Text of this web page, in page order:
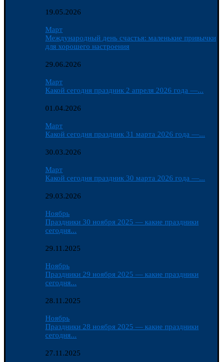
19.05.2026
Март
Международный день счастья: маленькие привычки
для хорошего настроения
29.06.2026
Март
Какой сегодня праздник 2 апреля 2026 года —...
01.04.2026
Март
Какой сегодня праздник 31 марта 2026 года —...
30.03.2026
Март
Какой сегодня праздник 30 марта 2026 года —...
29.03.2026
Ноябрь
Праздники 30 ноября 2025 — какие праздники
сегодня...
29.11.2025
Ноябрь
Праздники 29 ноября 2025 — какие праздники
сегодня...
28.11.2025
Ноябрь
Праздники 28 ноября 2025 — какие праздники
сегодня...
27.11.2025